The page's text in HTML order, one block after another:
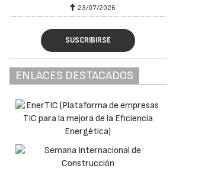
23/07/2026
SUSCRIBIRSE
ENLACES DESTACADOS